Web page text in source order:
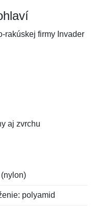
rakúskej firmy Invader
aj zvrchu
polyamid